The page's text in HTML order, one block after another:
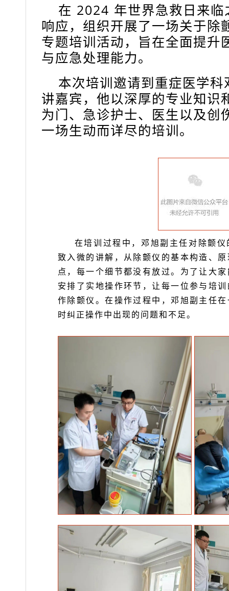
在 2024 年世界急救日来临
响应，组织开展了一场关于除
专题培训活动，旨在全面提升
与应急处理能力。
本次培训邀请到重症医学
讲嘉宾，他以深厚的专业知识
为门、急诊护士、医生以及创
一场生动而详尽的培训。
在培训过程中，邓旭副主任对除颤
致入微的讲解，从除颤仪的基本构造、
点，每一个细节都没有放过。为了让大
安排了实地操作环节，让每一位参与培
作除颤仪。在操作过程中，邓旭副主任
时纠正操作中出现的问题和不足。